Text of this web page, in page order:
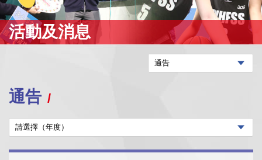
活動及消息
通告